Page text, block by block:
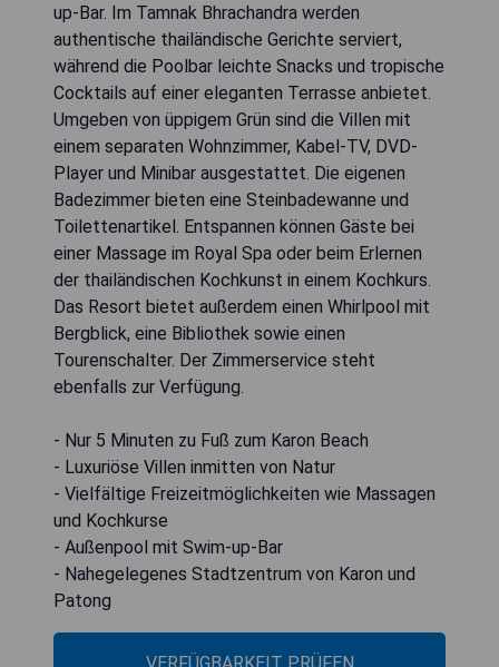
up-Bar. Im Tamnak Bhrachandra werden
authentische thailändische Gerichte serviert,
während die Poolbar leichte Snacks und tropische
Cocktails auf einer eleganten Terrasse anbietet.
Umgeben von üppigem Grün sind die Villen mit
einem separaten Wohnzimmer, Kabel-TV, DVD-
Player und Minibar ausgestattet. Die eigenen
Badezimmer bieten eine Steinbadewanne und
Toilettenartikel. Entspannen können Gäste bei
einer Massage im Royal Spa oder beim Erlernen
der thailändischen Kochkunst in einem Kochkurs.
Das Resort bietet außerdem einen Whirlpool mit
Bergblick, eine Bibliothek sowie einen
Tourenschalter. Der Zimmerservice steht
ebenfalls zur Verfügung.
- Nur 5 Minuten zu Fuß zum Karon Beach
- Luxuriöse Villen inmitten von Natur
- Vielfältige Freizeitmöglichkeiten wie Massagen
und Kochkurse
- Außenpool mit Swim-up-Bar
- Nahegelegenes Stadtzentrum von Karon und
Patong